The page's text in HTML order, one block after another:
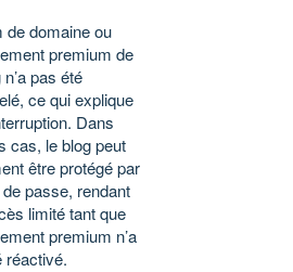
de domaine ou
premium de
pas été
ce qui explique
Dans
cas, le blog peut
être protégé par
passe, rendant
limité tant que
premium n’a
réactivé.